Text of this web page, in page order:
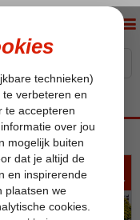
va 267 p.p.